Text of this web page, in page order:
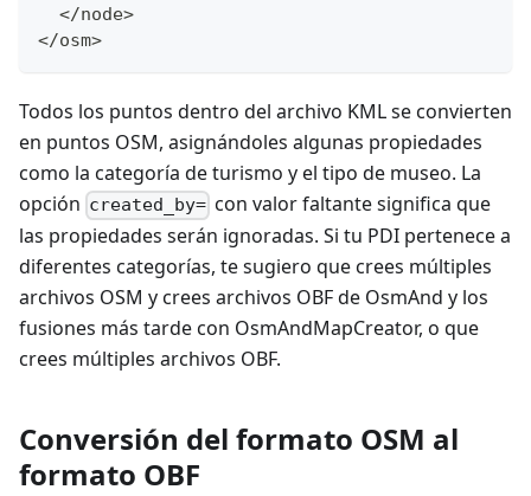
  </node>
</osm>
Todos los puntos dentro del archivo KML se convierten
en puntos OSM, asignándoles algunas propiedades
como la categoría de turismo y el tipo de museo. La
opción created_by= con valor faltante significa que
las propiedades serán ignoradas. Si tu PDI pertenece a
diferentes categorías, te sugiero que crees múltiples
archivos OSM y crees archivos OBF de OsmAnd y los
fusiones más tarde con OsmAndMapCreator, o que
crees múltiples archivos OBF.
Conversión del formato OSM al
formato OBF